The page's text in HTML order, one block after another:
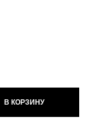
В КОРЗИНУ